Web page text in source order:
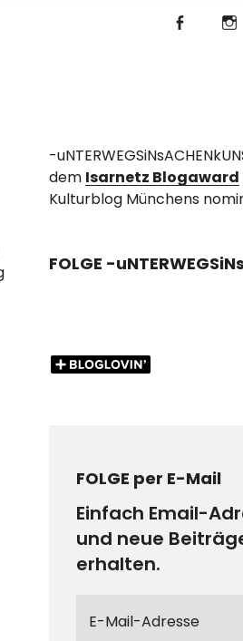
f I
-
dem Isarnetz Blogaward
Kulturblog Münchens
FOLGE -
FOLGE per E-Mail
Einfach Email-
und neue
erhalten.